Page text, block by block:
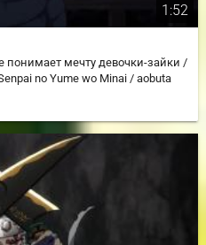
1:52
понимает мечту девочки-зайки /
no Yume wo Minai / aobuta